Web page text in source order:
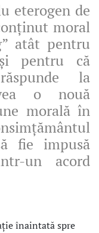
eterogen de
moral
atât pentru
pentru că
la
o nouă
morală în
fie impusă
un acord
înaintată spre